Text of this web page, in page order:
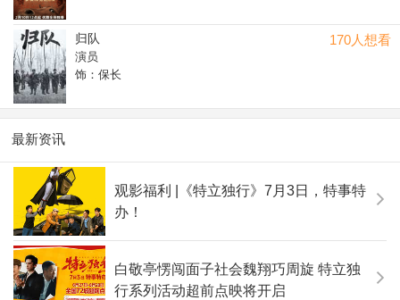
170人想看
归队
演员
饰：保长
最新资讯
观影福利 |《特立独行》7月3日，特事特
办！
白敬亭愣闯面子社会魏翔巧周旋 特立独
行系列活动超前点映将开启